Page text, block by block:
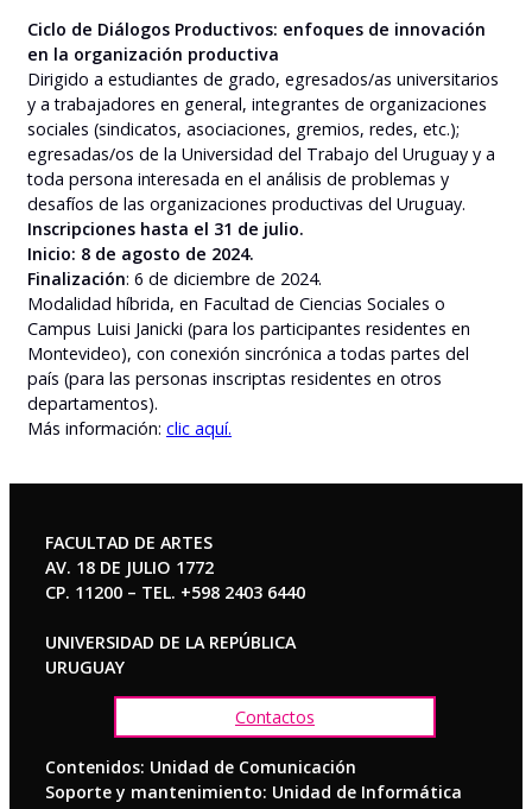
Ciclo de Diálogos Productivos: enfoques de innovación
en la organización productiva
Dirigido a estudiantes de grado, egresados/as universitarios
y a trabajadores en general, integrantes de organizaciones
sociales (sindicatos, asociaciones, gremios, redes, etc.);
egresadas/os de la Universidad del Trabajo del Uruguay y a
toda persona interesada en el análisis de problemas y
desafíos de las organizaciones productivas del Uruguay.
Inscripciones hasta el 31 de julio.
Inicio: 8 de agosto de 2024.
Finalización: 6 de diciembre de 2024.
Modalidad híbrida, en Facultad de Ciencias Sociales o
Campus Luisi Janicki (para los participantes residentes en
Montevideo), con conexión sincrónica a todas partes del
país (para las personas inscriptas residentes en otros
departamentos).
Más información: clic aquí.
FACULTAD DE ARTES
AV. 18 DE JULIO 1772
CP. 11200 – TEL. +598 2403 6440
UNIVERSIDAD DE LA REPÚBLICA
URUGUAY
Contactos
Contenidos: Unidad de Comunicación
Soporte y mantenimiento: Unidad de Informática